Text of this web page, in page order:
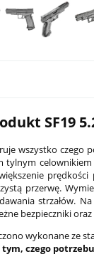
SF19
wszystko czego
tylnym
prędkości
przerwę.
strzałów.
bezpieczniki
wykonane ze
tym, czego